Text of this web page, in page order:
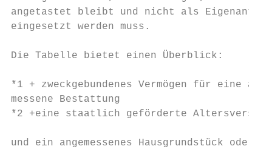
angetastet bleibt und nicht als
eingesetzt werden muss.
Die Tabelle bietet einen Überblick:
*1 + zweckgebundenes Vermögen für eine
messene Bestattung
*2 +eine staatlich geförderte
und ein angemessenes Hausgrundstück oder